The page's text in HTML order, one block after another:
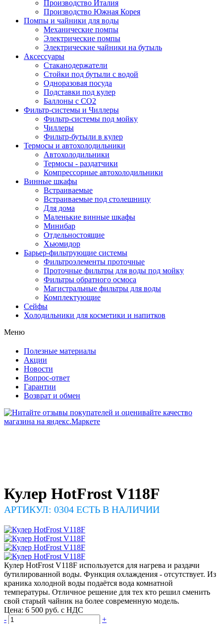
Производство Италия
Производство Южная Корея
Помпы и чайники для воды
Механические помпы
Электрические помпы
Электрические чайники на бутыль
Аксессуары
Стаканодержатели
Стойки под бутыли с водой
Одноразовая посуда
Подставки под кулер
Баллоны с СО2
Фильтр-системы и Чиллеры
Фильтр-системы под мойку
Чиллеры
Фильтр-бутыли в кулер
Термосы и автохолодильники
Автохолодильники
Термосы - раздатчики
Компрессорные автохолодильники
Винные шкафы
Встраиваемые
Встраиваемые под столешницу
Для дома
Маленькие винные шкафы
Минибар
Отдельностоящие
Хьюмидор
Барьер-фильтрующие системы
Фильтроэлементы проточные
Проточные фильтры для воды под мойку
Фильтры обратного осмоса
Магистральные фильтры для воды
Комплектующие
Сейфы
Холодильники для косметики и напитков
Меню
Полезные материалы
Акции
Новости
Вопрос-ответ
Гарантии
Возврат и обмен
Кулер HotFrost V118F
АРТИКУЛ: 0304 ЕСТЬ В НАЛИЧИИ
Кулер HotFrost V118F используется для нагрева и раздачи
бутилированной воды. Функция охлаждения - отсутствует. Из
краника холодной воды подаётся вода комнатной
температуры. Отличное решение для тех кто решил сменить
свой старый чайник на более современную модель.
Цена: 6 500 руб. с НДС
-
+